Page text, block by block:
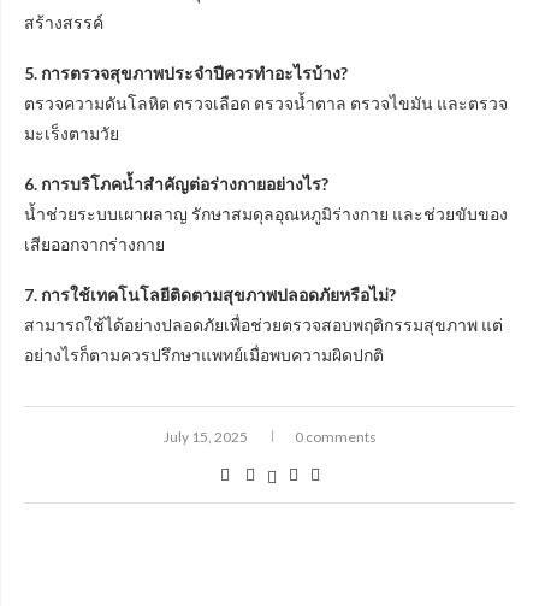
สร้างสรรค์
5. การตรวจสุขภาพประจำปีควรทำอะไรบ้าง?
ตรวจความดันโลหิต ตรวจเลือด ตรวจน้ำตาล ตรวจไขมัน และตรวจ
มะเร็งตามวัย
6. การบริโภคน้ำสำคัญต่อร่างกายอย่างไร?
น้ำช่วยระบบเผาผลาญ รักษาสมดุลอุณหภูมิร่างกาย และช่วยขับของ
เสียออกจากร่างกาย
7. การใช้เทคโนโลยีติดตามสุขภาพปลอดภัยหรือไม่?
สามารถใช้ได้อย่างปลอดภัยเพื่อช่วยตรวจสอบพฤติกรรมสุขภาพ แต่
อย่างไรก็ตามควรปรึกษาแพทย์เมื่อพบความผิดปกติ
July 15, 2025 0 comments